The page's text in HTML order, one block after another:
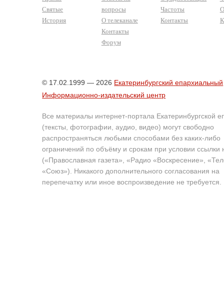
Святые
История
вопросы
О телеканале
Контакты
Форум
Частоты
Контакты
© 17.02.1999 — 2026 Екатеринбургский епархиальный
Информационно-издательский центр
Все материалы интернет-портала Екатеринбургской
(тексты, фотографии, аудио, видео) могут свободно
распространяться любыми способами без каких-либо
ограничений по объёму и срокам при условии ссылки
(«Православная газета», «Радио «Воскресение»,
«Союз»). Никакого дополнительного согласования на
перепечатку или иное воспроизведение не требуется.